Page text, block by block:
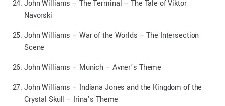
John Williams – The Terminal – The Tale of Viktor
Navorski
John Williams – War of the Worlds – The Intersection
Scene
John Williams – Munich – Avner’s Theme
John Williams – Indiana Jones and the Kingdom of the
Crystal Skull – Irina’s Theme